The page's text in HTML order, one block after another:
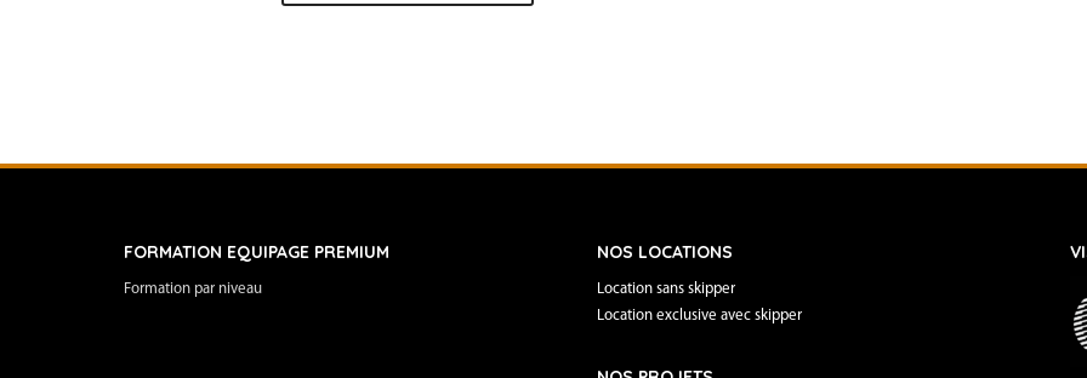
FORMATION EQUIPAGE PREMIUM
Formation par niveau
NOS LOCATIONS
Location sans skipper
Location exclusive avec skipper